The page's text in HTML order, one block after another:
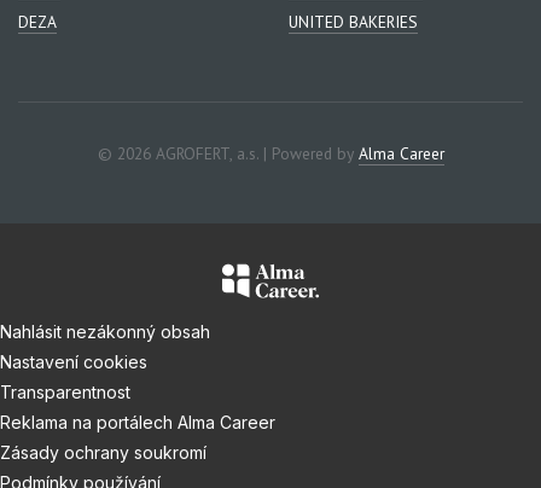
DEZA
UNITED BAKERIES
© 2026 AGROFERT, a.s. | Powered by Alma Career
Nahlásit nezákonný obsah
Nastavení cookies
Transparentnost
Reklama na portálech Alma Career
Zásady ochrany soukromí
Podmínky používání